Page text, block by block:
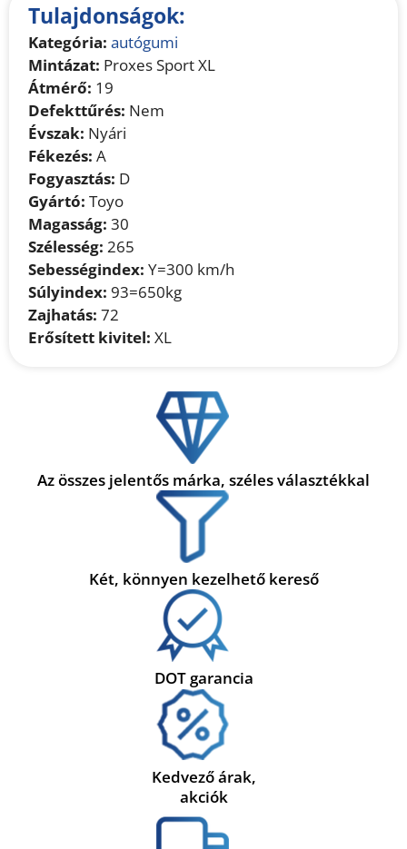
Tulajdonságok:
Kategória: autógumi
Mintázat: Proxes Sport XL
Átmérő: 19
Defekttűrés: Nem
Évszak: Nyári
Fékezés: A
Fogyasztás: D
Gyártó: Toyo
Magasság: 30
Szélesség: 265
Sebességindex: Y=300 km/h
Súlyindex: 93=650kg
Zajhatás: 72
Erősített kivitel: XL
Az összes jelentős márka, széles választékkal
Két, könnyen kezelhető kereső
DOT garancia
Kedvező árak,
akciók